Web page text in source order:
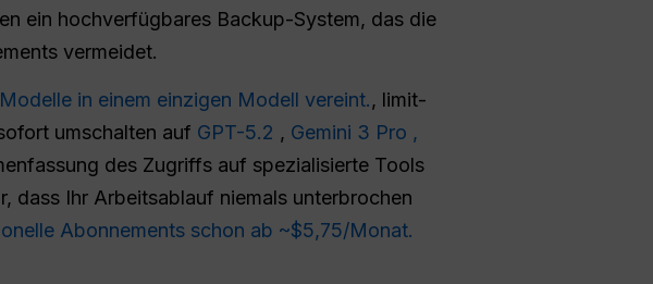
ein hochverfügbares Backup-System, das die
vermeidet.
in einem einzigen Modell vereint., limit-
umschalten auf GPT-5.2 , Gemini 3 Pro ,
des Zugriffs auf spezialisierte Tools
dass Ihr Arbeitsablauf niemals unterbrochen
Abonnements schon ab ~$5,75/Monat.